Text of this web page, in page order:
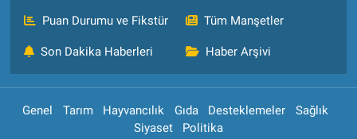
Puan Durumu ve Fikstür Tüm Manşetler
Son Dakika Haberleri Haber Arşivi
Genel Tarım Hayvancılık Gıda Desteklemeler
Sağlık
Siyaset
Politika